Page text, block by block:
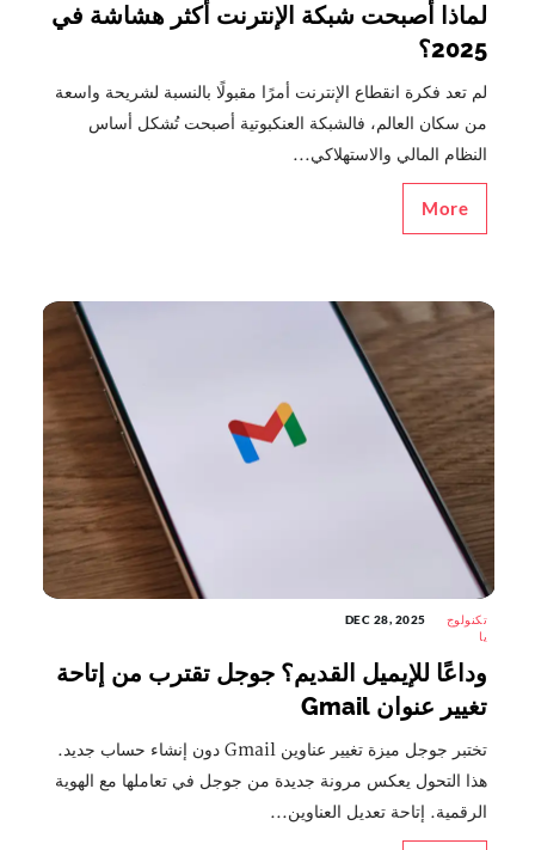
لماذا أصبحت شبكة الإنترنت أكثر هشاشة في
2025؟
لم تعد فكرة انقطاع الإنترنت أمرًا مقبولًا بالنسبة لشريحة واسعة
من سكان العالم، فالشبكة العنكبوتية أصبحت تُشكل أساس
النظام المالي والاستهلاكي...
More
تكنولوج
يا
DEC 28, 2025
وداعًا للإيميل القديم؟ جوجل تقترب من إتاحة
تغيير عنوان Gmail
تختبر جوجل ميزة تغيير عناوين Gmail دون إنشاء حساب جديد.
هذا التحول يعكس مرونة جديدة من جوجل في تعاملها مع الهوية
الرقمية. إتاحة تعديل العناوين...